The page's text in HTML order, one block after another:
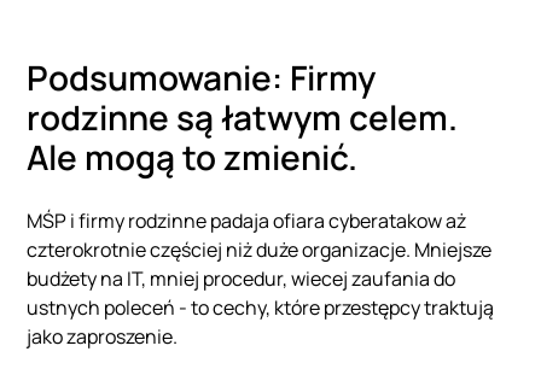
Podsumowanie: Firmy
rodzinne są łatwym celem.
Ale mogą to zmienić.
MŚP i firmy rodzinne padaja ofiara cyberatakow aż
czterokrotnie częściej niż duże organizacje. Mniejsze
budżety na IT, mniej procedur, wiecej zaufania do
ustnych poleceń - to cechy, które przestępcy traktują
jako zaproszenie.